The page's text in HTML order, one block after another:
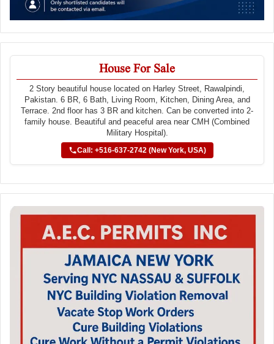
House For Sale
2 Story beautiful house located on Harley Street, Rawalpindi,
Pakistan. 6 BR, 6 Bath, Living Room, Kitchen, Dining Area, and
Terrace. 2nd floor has 3 BR and kitchen. Can be converted into 2-
family house. Beautiful and peaceful area near CMH (Combined
Military Hospital).
Call: +516-637-2742 (New York, USA)